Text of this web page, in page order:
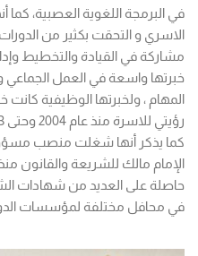
في البرمجة اللغوية العصبية،
الاسري و التحقت بكثير من الدورات
مشاركة في القيادة والتخطيط
خبرتها واسعة في العمل الجماعي
المهام ، ولخبرتها الوظيفية
رؤيتي للاسرة منذ عام 2004 وحتى 2023 اي يقارب 20عاماً
كما يذكر أنها شغلت منصب
الإمام مالك للشريعة والقانون منذ عام 2004
حاصلة على العديد من شهادات
في محافل مختلفة لمؤسسات